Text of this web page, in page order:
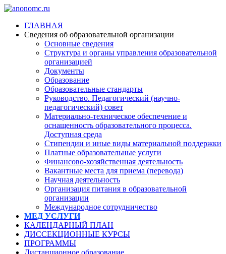
ГЛАВНАЯ
Сведения об образовательной организации
Основные сведения
Структура и органы управления образовательной
организацией
Документы
Образование
Образовательные стандарты
Руководство. Педагогический (научно-
педагогический) совет
Материально-техническое обеспечение и
оснащенность образовательного процесса.
Доступная среда
Стипендии и иные виды материальной поддержки
Платные образовательные услуги
Финансово-хозяйственная деятельность
Вакантные места для приема (перевода)
Научная деятельность
Организация питания в образовательной
организации
Международное сотрудничество
МЕД УСЛУГИ
КАЛЕНДАРНЫЙ ПЛАН
ДИССЕКЦИОННЫЕ КУРСЫ
ПРОГРАММЫ
Дистанционное образование